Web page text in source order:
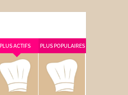
PLUS ACTIFS PLUS POPULAIRES